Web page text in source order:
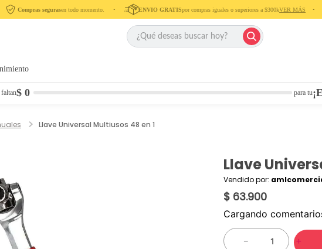
Compras segurasen todo momento. ‎ ‎ ‎ ‎ •‎ ‎ ‎ ‎ ‎ ENVIO GRATISpor compras iguales o superiores a $300kVER MÁS‎ ‎ ‎ ‎ •‎ ‎ ‎ ‎
para tu
faltan$ 0
Llave Universal Multiusos 48 en 1
Llave
Vendido por:
$ 63.900
Cargando
＋
－